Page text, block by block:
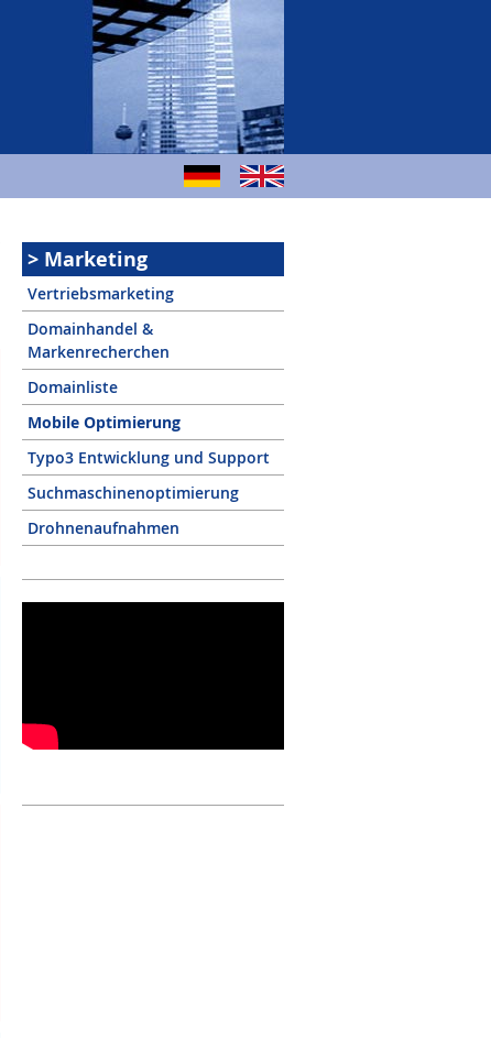
Marketing
Vertriebsmarketing
Domainhandel &
Markenrecherchen
Domainliste
Mobile Optimierung
Typo3 Entwicklung und Support
Suchmaschinenoptimierung
Drohnenaufnahmen